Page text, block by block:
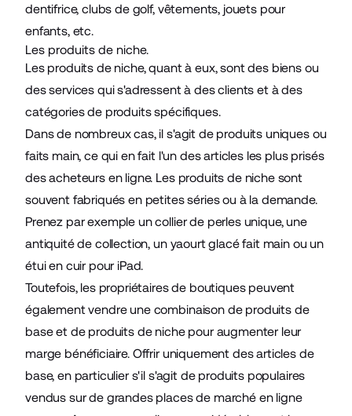
dentifrice, clubs de golf, vêtements, jouets pour
enfants, etc.
Les produits de niche.
Les produits de niche, quant à eux, sont des biens ou
des services qui s'adressent à des clients et à des
catégories de produits spécifiques.
Dans de nombreux cas, il s'agit de produits uniques ou
faits main, ce qui en fait l'un des articles les plus prisés
des acheteurs en ligne. Les produits de niche sont
souvent fabriqués en petites séries ou à la demande.
Prenez par exemple un collier de perles unique, une
antiquité de collection, un yaourt glacé fait main ou un
étui en cuir pour iPad.
Toutefois, les propriétaires de boutiques peuvent
également vendre une combinaison de produits de
base et de produits de niche pour augmenter leur
marge bénéficiaire. Offrir uniquement des articles de
base, en particulier s'il s'agit de produits populaires
vendus sur de grandes places de marché en ligne